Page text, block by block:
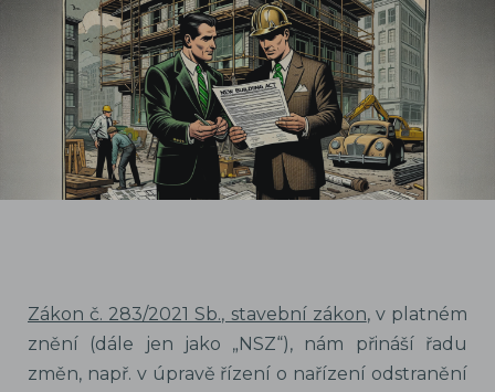
Zákon č. 283/2021 Sb., stavební zákon, v platném
znění (dále jen jako „NSZ“), nám přináší řadu
změn, např. v úpravě řízení o nařízení odstranění